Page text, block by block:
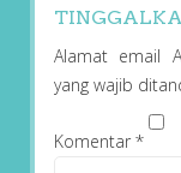
Alamat email
yang wajib
Komentar *